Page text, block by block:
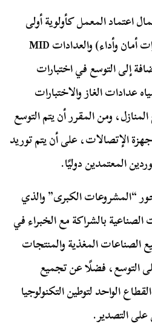
اعتماد المعمل كأولوية أولى
للأجهزة المنزلية CB (اختبارات أمان وأداء) والعدادات MID
إلى التوسع في اختبارات
عدادات الغاز والاختبارات
ومن المقرر أن يتم التوسع
الإتصالات، على أن يتم توريد
المعتمدين دوليًا.
“المشروعات الكبرى” والذي
بالشراكة مع الخبراء في
الصناعات المغذية والمنتجات
التوسع، فضلًا عن تجميع
الواحد لتوطين التكنولوجيا
التصدير.